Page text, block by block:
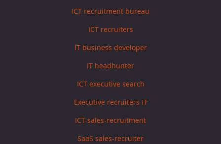
ICT recruitment bureau
ICT recruiters
IT business developer
IT headhunter
ICT executive search
Executive recruiters IT
ICT-sales-recruitment
SaaS sales-recruiter